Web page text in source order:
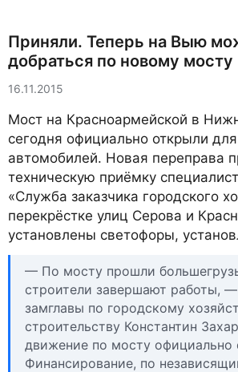
Приняли. Теперь на Выю
добраться по новому мосту
16.11.2015
Мост на Красноармейской в
сегодня официально открыли
автомобилей. Новая переправа
техническую приёмку
«Служба заказчика городского
перекрёстке улиц Серова и
установлены светофоры,
— По мосту прошли
строители завершают работы, —
замглавы по городскому
строительству Константин
движение по мосту официально
Финансирование, по